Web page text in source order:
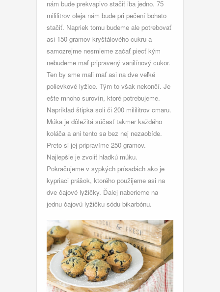
nám bude prekvapivo stačiť iba jedno. 75
mililitrov oleja nám bude pri pečení bohato
stačiť. Napriek tomu budeme ale potrebovať
asi 150 gramov kryštálového cukru a
samozrejme nesmieme začať piecť kým
nebudeme mať pripravený vanilínový cukor.
Ten by sme mali mať asi na dve veľké
polievkové lyžice. Tým to však nekončí. Je
ešte mnoho surovín, ktoré potrebujeme.
Napríklad štipka soli či 200 mililitrov cmaru.
Múka je dôležitá súčasť takmer každého
koláča a ani tento sa bez nej nezaobíde.
Preto si jej pripravíme 250 gramov.
Najlepšie je zvoliť hladkú múku.
Pokračujeme v sypkých prísadách ako je
kypriaci prášok, ktorého použijeme asi na
dve čajové lyžičky. Ďalej naberieme na
jednu čajovú lyžičku sódu bikarbónu.